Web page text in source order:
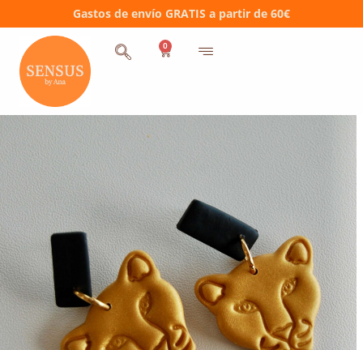
Gastos de envío GRATIS a partir de 60€
0